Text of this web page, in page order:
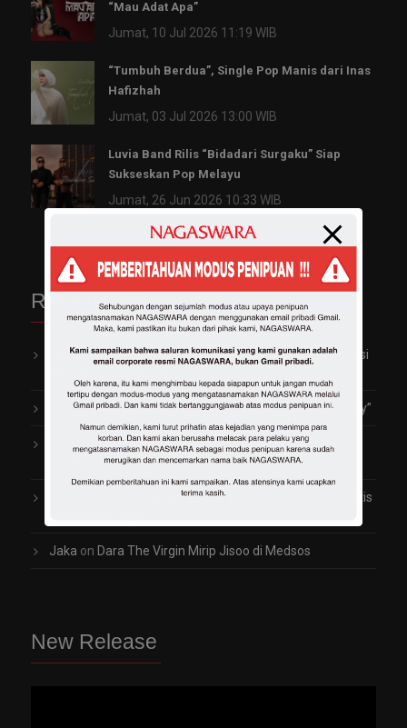
“Mau Adat Apa”
Jumat, 10 Jul 2026 11:19 WIB
“Tumbuh Berdua”, Single Pop Manis dari Inas
Hafizhah
Jumat, 03 Jul 2026 13:00 WIB
Luvia Band Rilis “Bidadari Surgaku” Siap
Sukseskan Pop Melayu
Jumat, 26 Jun 2026 10:33 WIB
Recent Comments
reyhanonGarap Video Klip Perdana, Vio Kijo Terinspirasi
reyhanonTrayen Ngaku Pernah Terjebak Jadi “Bad Boy”
onArti Penting Rambut Indah dan Sehat bagi
Gladys 2TikTok
Fitri Carlina Rilis Lagu Penuh Cinta dan Romantis
Jaka on Dara The Virgin Mirip Jisoo di Medsos
New Release